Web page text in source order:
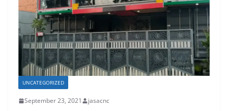
UNCATEGORIZED
September 23, 2021 jasacnc